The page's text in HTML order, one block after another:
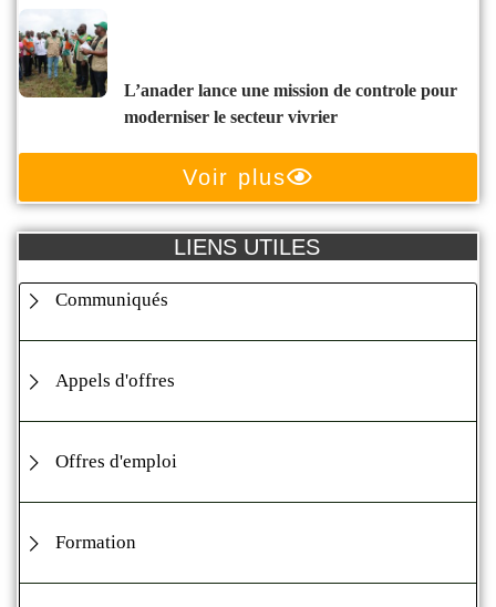
l’anader lance une mission de controle pour
moderniser le secteur vivrier
Voir plus
LIENS UTILES
Communiqués
Appels d'offres
Offres d'emploi
Formation